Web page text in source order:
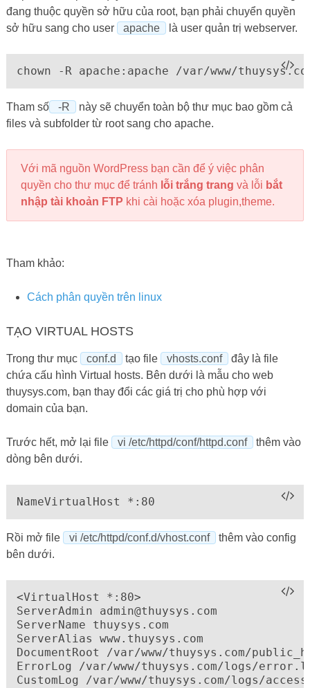
đang thuộc quyền sở hữu của root, bạn phải chuyển quyền
sở hữu sang cho user
apache là user quản trị webserver.
chown -R apache:apache /var/www/
Tham số -R
này sẽ chuyển toàn bộ thư mục bao gồm cả
files và subfolder từ root sang cho apache.
Với mã nguồn WordPress bạn cần để ý việc phân
quyền cho thư mục để tránh lỗi trắng trang và lỗi bắt
nhập tài khoản FTP khi cài hoặc xóa plugin,theme.
Tham khảo:
Cách phân quyền trên linux
TẠO VIRTUAL HOSTS
Trong thư mục conf.d tạo file vhosts.conf
đây là file
chứa cấu hình Virtual hosts. Bên dưới là mẫu cho web
thuysys.com, bạn thay đổi các giá trị cho phù hợp với
domain của bạn.
Trước hết, mở lại file vi /etc/httpd/conf/httpd.conf
thêm vào
dòng bên dưới.
NameVirtualHost *:80
Rồi mở file vi /etc/httpd/conf.d/vhost.conf
thêm vào config
bên dưới.
<VirtualHost *:80>
ServerAdmin admin@thuysys.com
ServerName thuysys.com
ServerAlias www.thuysys.com
DocumentRoot /var/www/thuysys.com/
ErrorLog /var/www/thuysys.com/logs/
CustomLog /var/www/thuysys.com/logs/